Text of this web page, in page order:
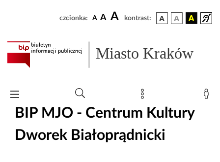
czcionka: A A A kontrast:
Miasto Kraków
BIP MJO - Centrum Kultury
Dworek Białoprądnicki